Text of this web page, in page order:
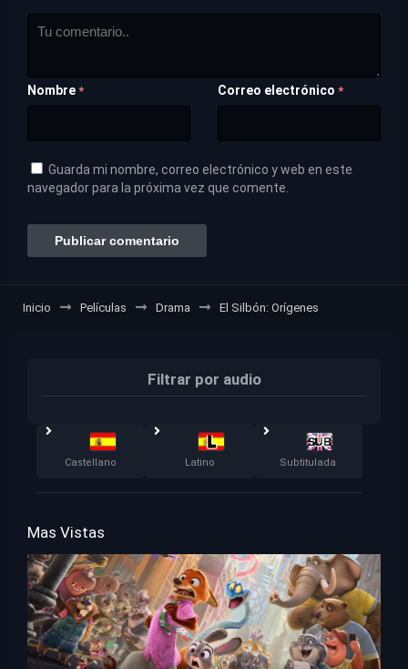
Nombre * Correo electrónico *
Guarda mi nombre, correo electrónico y web en este
navegador para la próxima vez que comente.
Inicio Películas Drama El Silbón: Orígenes
Filtrar por audio
Castellano Latino Subtitulada
Mas Vistas